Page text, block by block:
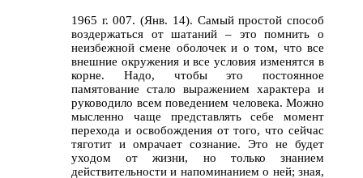
1965 г. 007. (Янв. 14). Самый простой способ
воздержаться от шатаний – это помнить о
неизбежной смене оболочек и о том, что все
внешние окружения и все условия изменятся в
корне. Надо, чтобы это постоянное
памятование стало выражением характера и
руководило всем поведением человека. Можно
мысленно чаще представлять себе момент
перехода и освобождения от того, что сейчас
тяготит и омрачает сознание. Это не будет
уходом от жизни, но только знанием
действительности и напоминанием о ней; зная,